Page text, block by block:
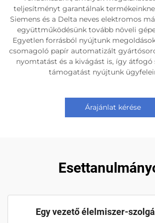
teljesítményt garantálnak
Siemens és a Delta neves elektromos
együttműködésünk tovább növeli
Egyetlen forrásból nyújtunk
csomagoló papír automatizált
nyomtatást és a kivágást is, így átfogó
támogatást nyújtunk
Árajánlat kérése
Egy vezető élelmiszer-